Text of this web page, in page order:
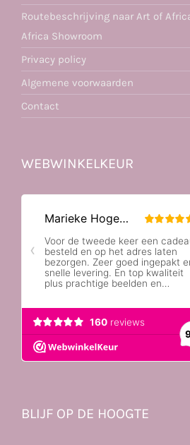
Routebeschrijving naar Art of
Africa Showroom
Privacy policy
Algemene voorwaarden
Contact
WEBWINKELKEUR
BLIJF OP DE HOOGTE